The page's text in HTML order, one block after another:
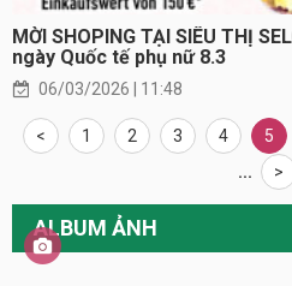
MỜI SHOPING TẠI SIÊU THỊ
ngày Quốc tế phụ nữ 8.3
06/03/2026 | 11:48
< 1 2 3 4 5
...
>
ALBUM ẢNH